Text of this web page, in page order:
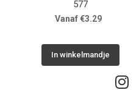
577
Vanaf €3.29
In winkelmandje